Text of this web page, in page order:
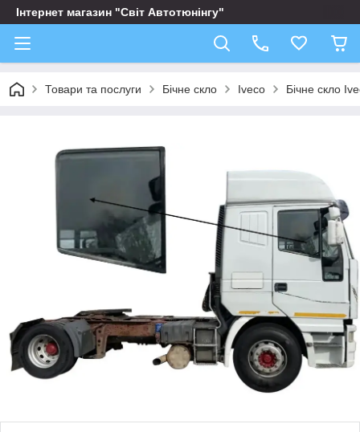
Інтернет магазин "Світ Автотюнінгу"
Товари та послуги Бічне скло Iveco Бічне скло